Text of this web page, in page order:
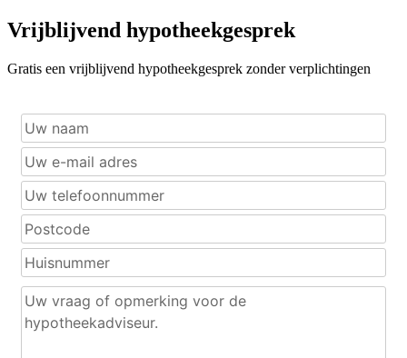
Vrijblijvend hypotheekgesprek
Gratis een vrijblijvend hypotheekgesprek zonder verplichtingen